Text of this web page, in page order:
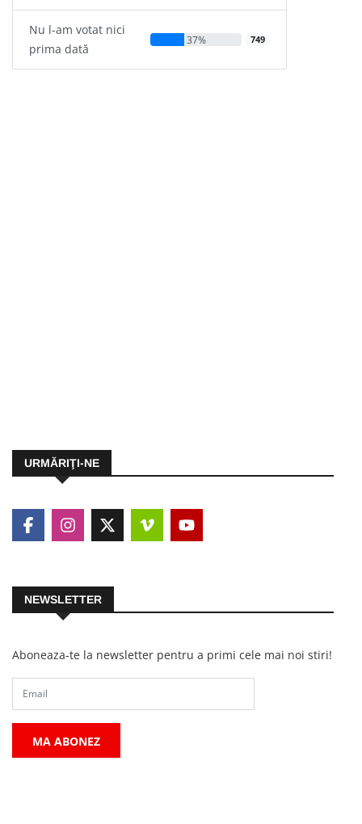
Nu l-am votat nici
prima dată
37% 749
URMĂRIŢI-NE
NEWSLETTER
Aboneaza-te la newsletter pentru a primi cele mai noi stiri!
MA ABONEZ